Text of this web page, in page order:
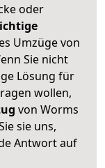
oder
Umzüge von
Sie nicht
Lösung für
wollen,
von Worms
sie uns,
Antwort auf